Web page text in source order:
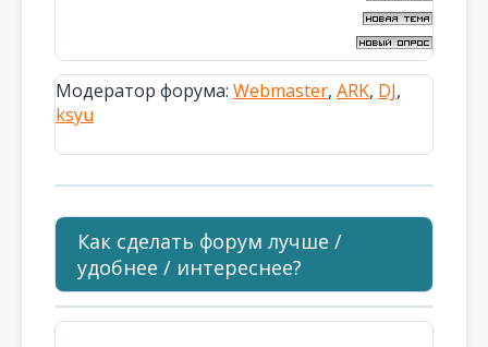
Модератор форума: Webmaster, ARK, DJ,
ksyu
Как сделать форум лучше /
удобнее / интереснее?